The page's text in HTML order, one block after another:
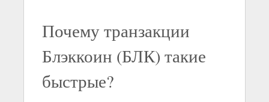
Почему транзакции
Блэккоин (БЛК) такие
быстрые?